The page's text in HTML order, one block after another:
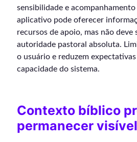
sensibilidade e
aplicativo pode oferecer
recursos de apoio, mas não deve
autoridade pastoral absoluta.
o usuário e reduzem
capacidade do sistema.
Contexto bíblico
permanecer visível